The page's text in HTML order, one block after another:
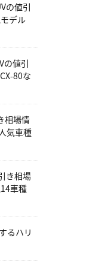
の値引
デル
の値引
80な
相場情
気車種
き相場
車種
るハリ